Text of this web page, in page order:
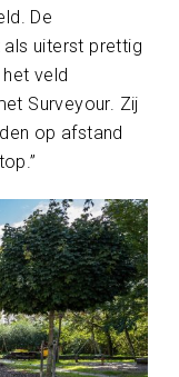
De
uiterst prettig
veld
Surveyour. Zij
op afstand